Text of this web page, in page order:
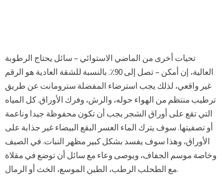
تحيات أخرى من الماضي الاستوائي – سائل يحتاج الرطوبة
العالية، إن أمكن – تصل إلى 90٪. بالنسبة للشقة العادية هو الرقم
غير واقعي، لذلك يجب استرضاء المفضلة سترومانت عن طريق
ترطيب منتظم من الهواء حوله، والرش، وفرك الأوراق. كل المياه
التي تقع على أوراق الشجر يجب أن تكون محفوظة جيدا وناعمة
أو تصفيتها. سوف يترك الماء العسر البقع البيضاء غير جذابة على
الأوراق، وهذا سوف يفسد بشكل كبير مظهر النبات. في الصيف
وخاصة موسم الجفاف، ويوصى وعاء مع سائل أن توضع في مقلاة
مع الطحلب الرطب، الطين الموسع، الخث أو الرمال.